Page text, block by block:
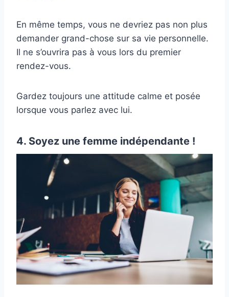
En même temps, vous ne devriez pas non plus
demander grand-chose sur sa vie personnelle.
Il ne s’ouvrira pas à vous lors du premier
rendez-vous.
Gardez toujours une attitude calme et posée
lorsque vous parlez avec lui.
4. Soyez une femme indépendante !